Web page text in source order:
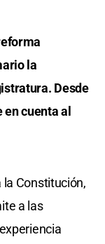
la
Desde
cuenta al
la Constitución,
a las